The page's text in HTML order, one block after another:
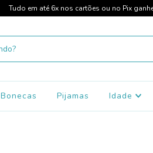
Tudo em até 6x nos cartões ou no Pix
Bonecas Pijamas Idade